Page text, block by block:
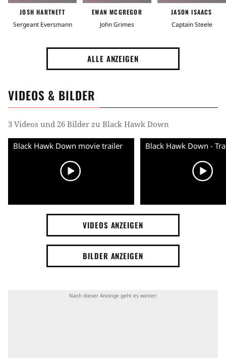
JOSH HARTNETT
Sergeant Eversmann
EWAN MCGREGOR
John Grimes
JASON ISAACS
Captain Steele
ALLE ANZEIGEN
VIDEOS & BILDER
3 Videos und 26 Bilder zu Black Hawk Down
Black Hawk Down movie trailer
VIDEOS ANZEIGEN
BILDER ANZEIGEN